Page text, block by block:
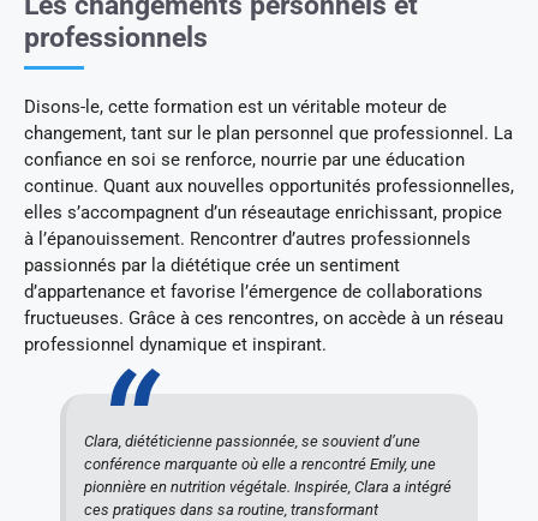
professionnels
Disons-le, cette formation est un véritable moteur de
changement, tant sur le plan personnel que professionnel. La
confiance en soi se renforce, nourrie par une éducation
continue. Quant aux nouvelles opportunités professionnelles,
elles s’accompagnent d’un réseautage enrichissant, propice
à l’épanouissement. Rencontrer d’autres professionnels
passionnés par la diététique crée un sentiment
d’appartenance et favorise l’émergence de collaborations
fructueuses. Grâce à ces rencontres, on accède à un réseau
professionnel dynamique et inspirant.
Clara, diététicienne passionnée, se souvient d’une
conférence marquante où elle a rencontré Emily, une
pionnière en nutrition végétale. Inspirée, Clara a intégré
ces pratiques dans sa routine, transformant